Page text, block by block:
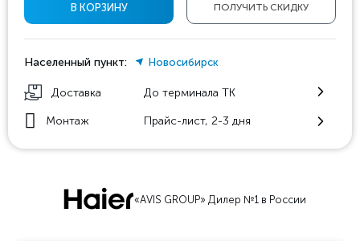
ПОЛУЧИТЬ СКИДКУ
В КОРЗИНУ
Населенный пункт: Новосибирск
Доставка До терминала ТК
Монтаж Прайс-лист, 2-3 дня
«AVIS GROUP» Дилер №1 в России